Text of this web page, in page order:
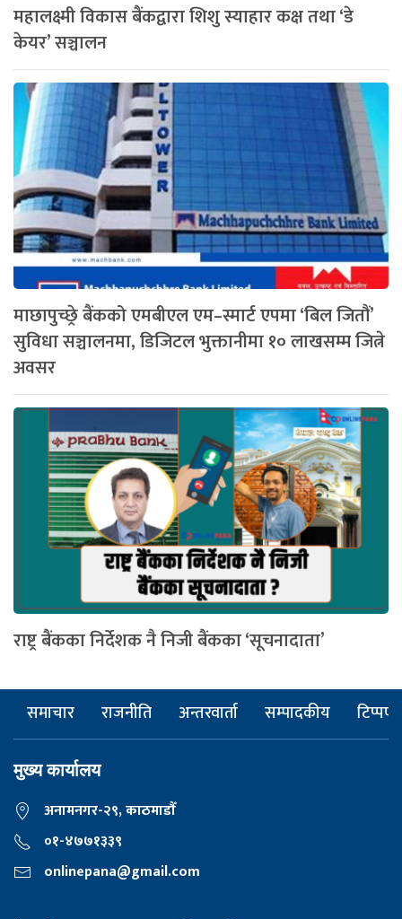
महालक्ष्मी विकास बैंकद्वारा शिशु स्याहार कक्ष तथा ‘डे
केयर’ सञ्चालन
माछापुच्छ्रे बैंकको एमबीएल एम–स्मार्ट एपमा ‘बिल जितौं’
सुविधा सञ्चालनमा, डिजिटल भुक्तानीमा १० लाखसम्म जित्ने
अवसर
राष्ट्र बैंकका निर्देशक नै निजी बैंकका ‘सूचनादाता’
समाचार राजनीति अन्तरवार्ता सम्पादकीय टिप्पणी
मुख्य कार्यालय
अनामनगर-२९, काठमाडाैँ
०१-४७७१३३९
onlinepana@gmail.com